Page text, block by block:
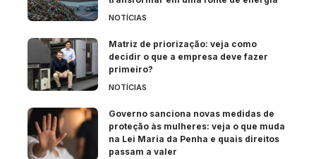
NOTÍCIAS
Matriz de priorização: veja como
decidir o que a empresa deve fazer
primeiro?
NOTÍCIAS
Governo sanciona novas medidas de
proteção às mulheres: veja o que muda
na Lei Maria da Penha e quais direitos
passam a valer